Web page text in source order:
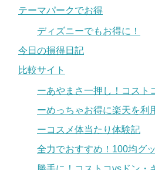
テーマパークでお得
ディズニーでもお得に！
今日の損得日記
比較サイト
ーあやまさ一押し！コスト
ーめっちゃお得に楽天を利
ーコスメ体当たり体験記
全力でおすすめ！100均グ